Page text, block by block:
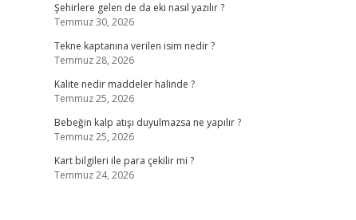
Şehirlere gelen de da eki nasıl yazılır ?
Temmuz 30, 2026
Tekne kaptanına verilen isim nedir ?
Temmuz 28, 2026
Kalite nedir maddeler halinde ?
Temmuz 25, 2026
Bebeğin kalp atışı duyulmazsa ne yapılır ?
Temmuz 25, 2026
Kart bilgileri ile para çekilir mi ?
Temmuz 24, 2026